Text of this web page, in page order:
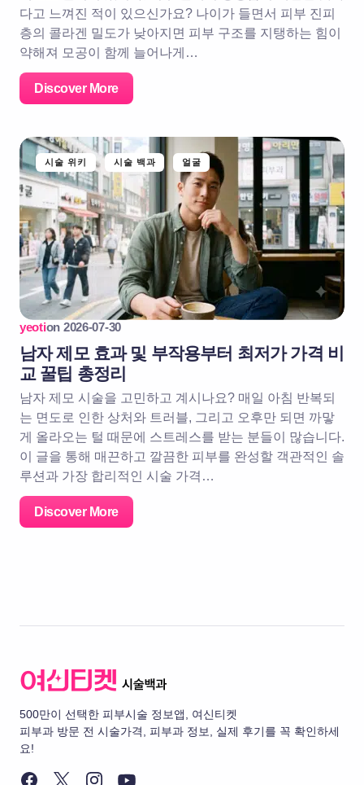
다고 느껴진 적이 있으신가요? 나이가 들면서 피부 진피
층의 콜라겐 밀도가 낮아지면 피부 구조를 지탱하는 힘이
약해져 모공이 함께 늘어나게…
Discover More
시술 위키 시술 백과 얼굴
yeotion 2026-07-30
남자 제모 효과 및 부작용부터 최저가 가격 비
교 꿀팁 총정리
남자 제모 시술을 고민하고 계시나요? 매일 아침 반복되
는 면도로 인한 상처와 트러블, 그리고 오후만 되면 까맣
게 올라오는 털 때문에 스트레스를 받는 분들이 많습니다.
이 글을 통해 매끈하고 깔끔한 피부를 완성할 객관적인 솔
루션과 가장 합리적인 시술 가격…
Discover More
500만이 선택한 피부시술 정보앱, 여신티켓
피부과 방문 전 시술가격, 피부과 정보, 실제 후기를 꼭 확인하세
요!